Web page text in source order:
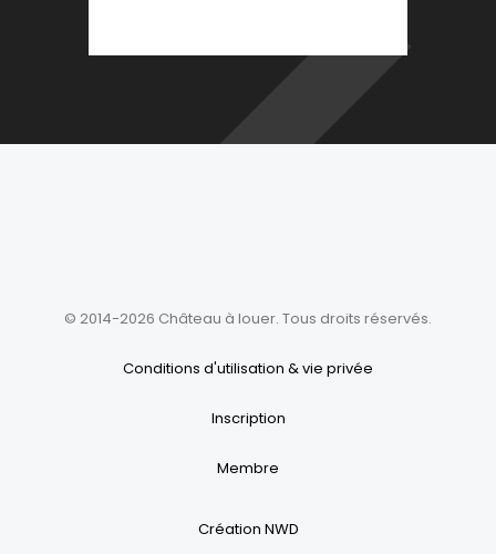
© 2014-2026 Château à louer. Tous droits réservés.
Conditions d'utilisation & vie privée
Inscription
Membre
Création NWD